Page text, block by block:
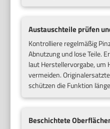
Austauschteile prüfen
Kontrolliere regelmäßig
Abnutzung und lose Teile.
laut Herstellervorgabe, um
vermeiden.
schützen die Funktion
Beschichtete